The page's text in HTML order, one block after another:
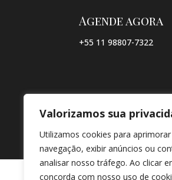
Valorizamos sua
Utilizamos cookies para
navegação, exibir anúncios ou
analisar nosso tráfego. Ao clicar
concorda com nosso uso de
Agende agora
+55 11 98807-7322
© COPYRIGHT 2026 →